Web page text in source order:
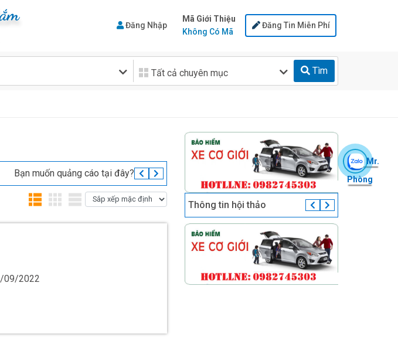
Đăng Nhập
Mã Giới Thiệu
Không Có Mã
Đăng Tin Miễn Phí
Tất cả chuyên mục Tìm
Bạn muốn quảng cáo tại đây?
09/2022
Thông tin hội thảo
Mr.
Phòng